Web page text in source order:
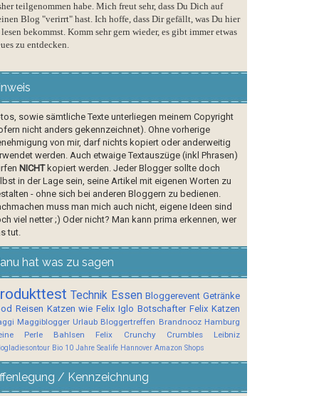
teilgenommen habe. Mich freut sehr, dass Du Dich auf
Blog "verirrt" hast. Ich hoffe, dass Dir gefällt, was Du hier
bekommst. Komm sehr gern wieder, es gibt immer etwas
zu entdecken.
sowie sämtliche Texte unterliegen meinem Copyright
nicht anders gekennzeichnet). Ohne vorherige
von mir, darf nichts kopiert oder anderweitig
werden. Auch etwaige Textauszüge (inkl Phrasen)
NICHTkopiert werden. Jeder Blogger sollte doch
in der Lage sein, seine Artikel mit eigenen Worten zu
- ohne sich bei anderen Bloggern zu bedienen.
muss man mich auch nicht, eigene Ideen sind
viel netter ;) Oder nicht? Man kann prima erkennen, wer
tut.
hat was zu sagen
Technik Essen Bloggerevent Getränke
Reisen Katzen wie Felix Iglo Botschafter Felix Katzen
Maggiblogger Urlaub Bloggertreffen Brandnooz Hamburg
Perle
Bahlsen Felix Crunchy Crumbles Leibniz
Bio 10 Jahre Sealife Hannover Amazon Shops
/ Kennzeichnung